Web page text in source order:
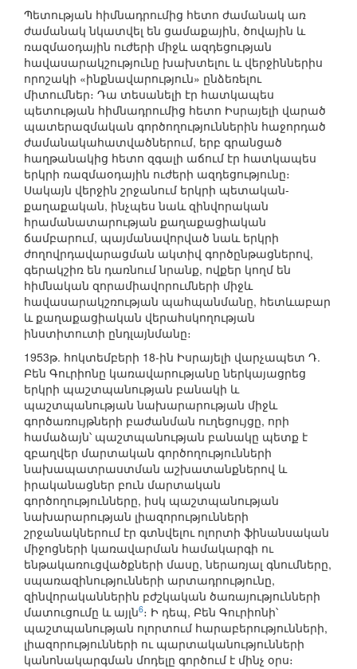
Պետության հիմնադրումից հետո ժամանակ առ
ժամանակ նկատվել են ցամաքային, ծովային և
ռազմաօդային ուժերի միջև ազդեցության
հավասարակշությունը խախտելու և վերջիններիս
որոշակի «ինքնավարություն» ընձեռելու
միտումներ։ Դա տեսանելի էր հատկապես
պետության հիմնադրումից հետո Իսրայելի վարած
պատերազմական գործողություններին հաջորդած
ժամանակահատվածներում, երբ գրանցած
հաղթանակից հետո զգալի աճում էր հատկապես
երկրի ռազմաօդային ուժերի ազդեցությունը։
Սակայն վերջին շրջանում երկրի պետական-
քաղաքական, ինչպես նաև զինվորական
հրամանատարության քաղաքացիական
ճամբարում, պայմանավորված նաև երկրի
ժողովրդավարացման ակտիվ գործընթացներով,
գերակշիռ են դառնում նրանք, ովքեր կողմ են
հիմնական զորամիավորումների միջև
հավասարակշռության պահպանմանը, հետևաբար
և քաղաքացիական վերահսկողության
ինստիտուտի ընդլայնմանը։
1953թ. հոկտեմբերի 18-ին Իսրայելի վարչապետ Դ.
Բեն Գուրիոնը կառավարությանը ներկայացրեց
երկրի պաշտպանության բանակի և
պաշտպանության նախարարության միջև
գործառույթների բաժանման ուղեցույցը, որի
համաձայն՝ պաշտպանության բանակը պետք է
զբաղվեր մարտական գործողությունների
նախապատրաստման աշխատանքներով և
իրականացներ բուն մարտական
գործողությունները, իսկ պաշտպանության
նախարարության լիազորությունների
շրջանակներում էր գտնվելու ոլորտի ֆինանսական
միջոցների կառավարման համակարգի ու
ենթակառուցվածքների մասը, ներառյալ գնումները,
սպառազինությունների արտադրությունը,
զինվորականներին բժշկական ծառայությունների
մատուցումը և այլն6։ Ի դեպ, Բեն Գուրիոնի՝
պաշտպանության ոլորտում հարաբերությունների,
լիազորությունների ու պարտականությունների
կանոնակարգման մոդելը գործում է մինչ օրս։